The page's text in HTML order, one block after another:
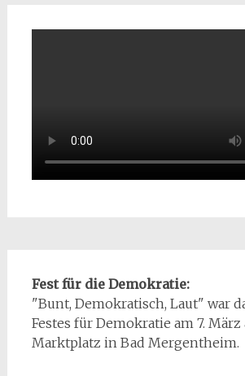
Fest für die Demokratie:
"Bunt, Demokratisch, Laut" war
Festes für Demokratie am 7.
Marktplatz in Bad Mergentheim.